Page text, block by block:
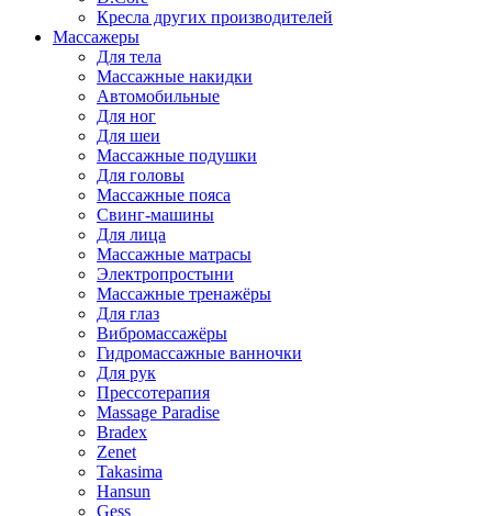
Кресла других производителей
Массажеры
Для тела
Массажные накидки
Автомобильные
Для ног
Для шеи
Массажные подушки
Для головы
Массажные пояса
Свинг-машины
Для лица
Массажные матрасы
Электропростыни
Массажные тренажёры
Для глаз
Вибромассажёры
Гидромассажные ванночки
Для рук
Прессотерапия
Massage Paradise
Bradex
Zenet
Takasima
Hansun
Gess